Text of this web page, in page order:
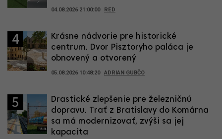
04.08.2026 21:00:00 RED
4
Krásne nádvorie pre historické
centrum. Dvor Pisztoryho paláca je
obnovený a otvorený
05.08.2026 10:48:20 ADRIAN GUBČO
5
Drastické zlepšenie pre železničnú
dopravu. Trať z Bratislavy do Komárna
sa má modernizovať, zvýši sa jej
kapacita